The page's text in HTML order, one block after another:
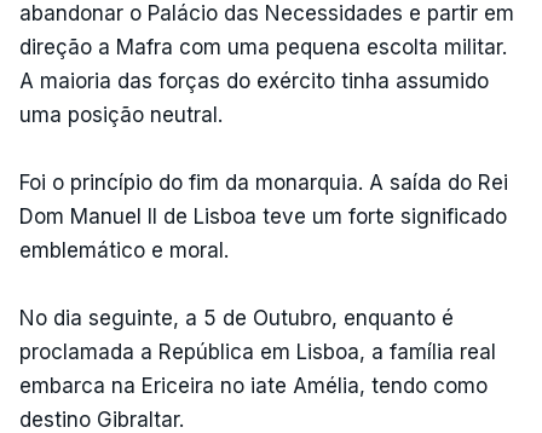
abandonar o Palácio das Necessidades e partir em
direção a Mafra com uma pequena escolta militar.
A maioria das forças do exército tinha assumido
uma posição neutral.
Foi o princípio do fim da monarquia. A saída do Rei
Dom Manuel II de Lisboa teve um forte significado
emblemático e moral.
No dia seguinte, a 5 de Outubro, enquanto é
proclamada a República em Lisboa, a família real
embarca na Ericeira no iate Amélia, tendo como
destino Gibraltar.